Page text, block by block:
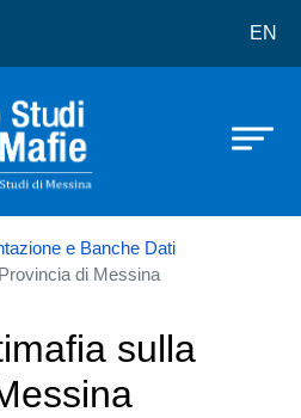
EN
e Banche Dati
di Messina
sulla